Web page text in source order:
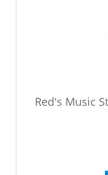
Red's Music